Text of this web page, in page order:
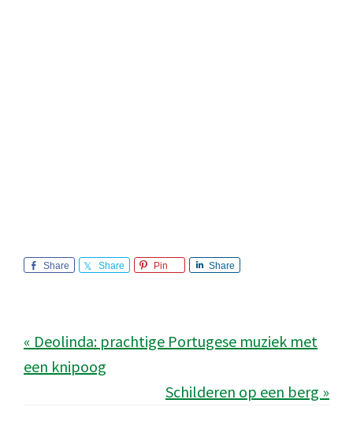
Share Share Pin Share
« Deolinda: prachtige Portugese muziek met
een knipoog
Schilderen op een berg »